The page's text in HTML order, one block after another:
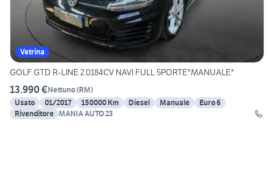
Vetrina
GOLF GTD R-LINE 2.0184CV NAVI FULL 5PORTE*MANUALE*
13.990 €Nettuno(RM)
Usato
01/2017 150000 Km Diesel Manuale
Euro 6
Rivenditore MANIA AUTO 23